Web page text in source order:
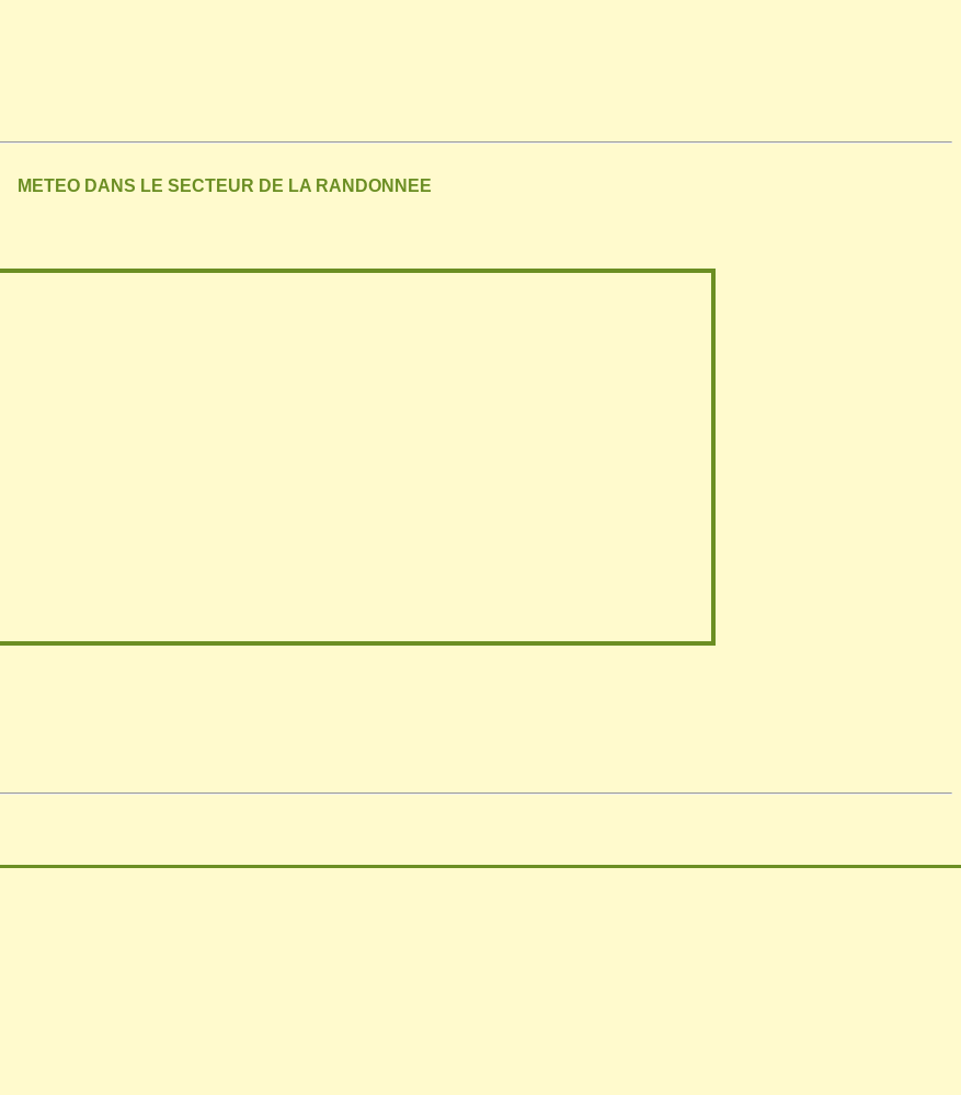
METEO DANS LE SECTEUR DE LA RANDONNEE